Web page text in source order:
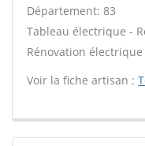
Département: 83
Tableau électrique -
Rénovation
Voir la fiche artisan :